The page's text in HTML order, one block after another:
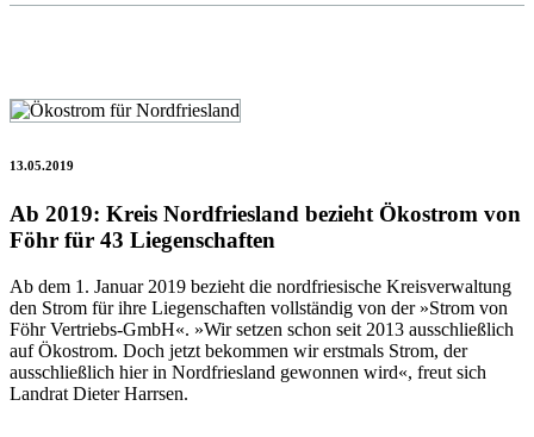
13.05.2019
Ab 2019: Kreis Nordfriesland bezieht Ökostrom von
Föhr für 43 Liegenschaften
Ab dem 1. Januar 2019 bezieht die nordfriesische Kreisverwaltung
den Strom für ihre Liegenschaften vollständig von der »Strom von
Föhr Vertriebs-GmbH«. »Wir setzen schon seit 2013 ausschließlich
auf Ökostrom. Doch jetzt bekommen wir erstmals Strom, der
ausschließlich hier in Nordfriesland gewonnen wird«, freut sich
Landrat Dieter Harrsen.